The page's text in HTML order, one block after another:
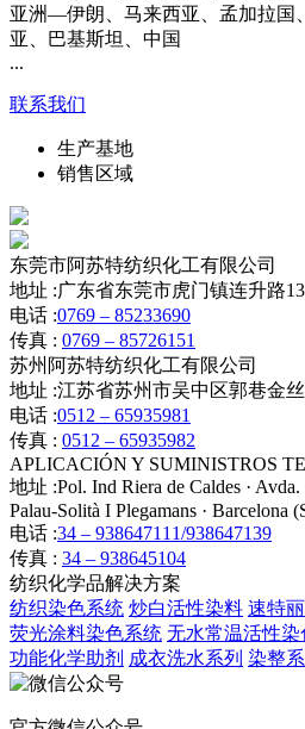
亚洲—伊朗、马来西亚、孟加拉国
亚、巴基斯坦、中国
...
联系我们
生产基地
销售区域
东莞市阿苏特纺织化工有限公司
地址 :广东省东莞市虎门镇连升路
电话 :0769 – 85233690
传真 : 0769 – 85726151
苏州阿苏特纺织化工有限公司
地址 :江苏省苏州市吴中区郭巷金
电话 :0512 – 65935981
传真 : 0512 – 65935982
APLICACIÓN Y SUMINISTROS
地址 :Pol. Ind Riera de Caldes ·
Palau-Solità I Plegamans · Barcelona
电话 :34 – 938647111/938647139
传真 : 34 – 938645104
纺织化学品解决方案
纺织染色系统 炒白活性染料 速特
荧光涂料染色系统 无水常温活性染
功能化学助剂 成衣洗水系列 染整系